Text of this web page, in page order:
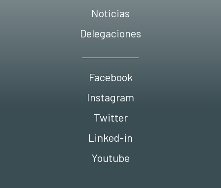
Noticias
Delegaciones
Facebook
Instagram
Twitter
Linked-in
Youtube